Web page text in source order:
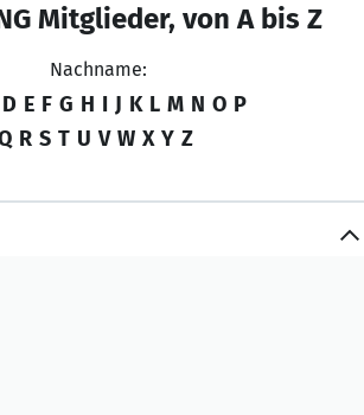
Mitglieder, von A bis Z
Nachname:
D E F G H I J K L M N O P
R S T U V W X Y Z